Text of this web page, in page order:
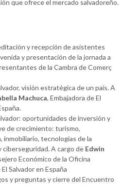
que ofrece el mercado salvadoreño.
y recepción de asistentes
y presentación de la jornada a
de la Cambra de Comerç
visión estratégica de un país. A
Machuca, Embajadora de El
oportunidades de inversión y
de crecimiento: turismo,
inmobiliario, tecnologías de la
ciberseguridad. A cargo de Edwin
Económico de la Oficina
Salvador en España
y preguntas y cierre del Encuentro